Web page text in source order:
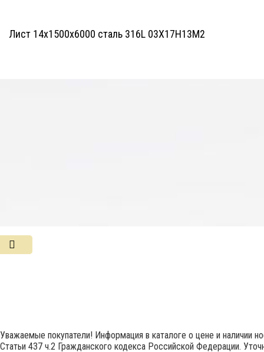
Лист 14х1500х6000 сталь 316L 03Х17Н13М2
Уважаемые покупатели! Информация в каталоге о цене и наличии
Статьи 437 ч.2 Гражданского кодекса Российской Федерации.